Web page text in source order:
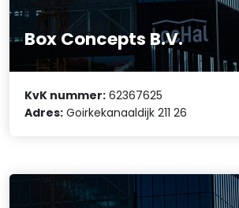
Box Concepts B.V.
KvK nummer: 62367625
Adres: Goirkekanaaldijk 211 26